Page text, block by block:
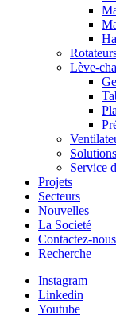
Lève-
Service
Projets
Secteurs
Nouvelles
La Societé
Contactez-nous
Recherche
Instagram
Linkedin
Youtube